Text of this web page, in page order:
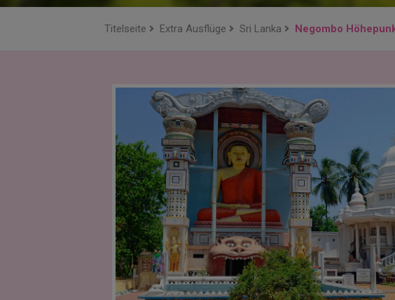
Titelseite Extra Ausflüge Sri Lanka Negombo